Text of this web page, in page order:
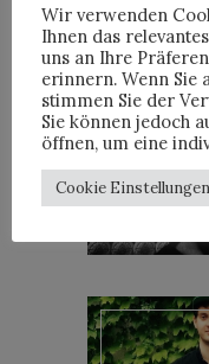
Wir verwenden
Ihnen das
uns an Ihre
erinnern. Wenn Sie
stimmen Sie der
Sie können jedoch
öffnen, um eine
Cookie Einstellungen